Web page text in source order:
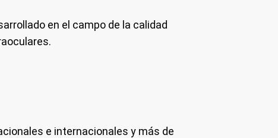
en el campo de la calidad
e internacionales y más de